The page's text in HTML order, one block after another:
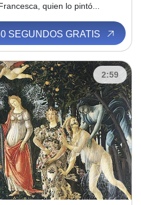
quien lo pintó...
SEGUNDOS GRATIS
2:59